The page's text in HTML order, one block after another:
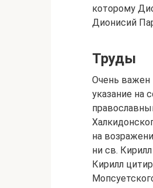
которому
Дионисий
Труды
Очень важен
указание на
на
ни св.
Кирилл